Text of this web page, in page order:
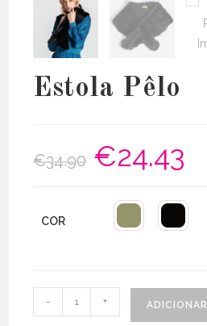
Estola Pêlo
€34.90
O
preço
original
€24.43
COR
Quantidade
de
- + ADICIONAR